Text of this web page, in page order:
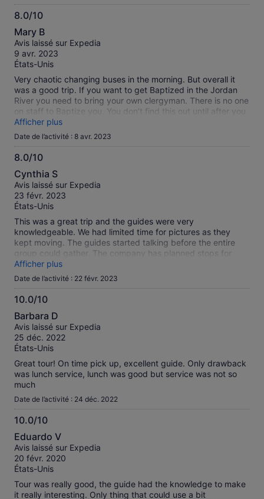
8.0/10
8.0
sur
10
Mary B
Avis laissé sur Expedia
9 avr. 2023
États-Unis
Very chaotic changing buses in the morning. But overall it
was a good trip. If you want to get Baptized in the Jordan
River you need to bring your own clergyman. There is no one
on staff to Baptize you. You don’t find this out until after you
have paid and dressed.
Afficher plus
Date de l’activité : 8 avr. 2023
8.0/10
8.0
sur
10
Cynthia S
Avis laissé sur Expedia
23 févr. 2023
États-Unis
This was a great trip and the guides were very
knowledgeable. We had limited time for pictures as they
kept moving. The guides started talking before the entire
group could gather. The company has planned stops for
lunch and you only have the one option which was pricey.
Afficher plus
Date de l’activité : 22 févr. 2023
10.0/10
10.0
sur
10
Barbara D
Avis laissé sur Expedia
25 déc. 2022
États-Unis
Great tour! On time pick up, excellent guide. Only drawback
was lunch service, lunch was good but service was not so
much
Date de l’activité : 24 déc. 2022
10.0/10
10.0
sur
10
Eduardo V
Avis laissé sur Expedia
20 févr. 2020
États-Unis
Tour was really good, the guide had the knowledge to make
it really interesting. Only thing that could use a bit